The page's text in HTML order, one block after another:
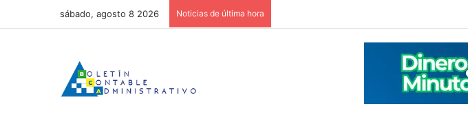
sábado, agosto 8 2026 Noticias de última hora